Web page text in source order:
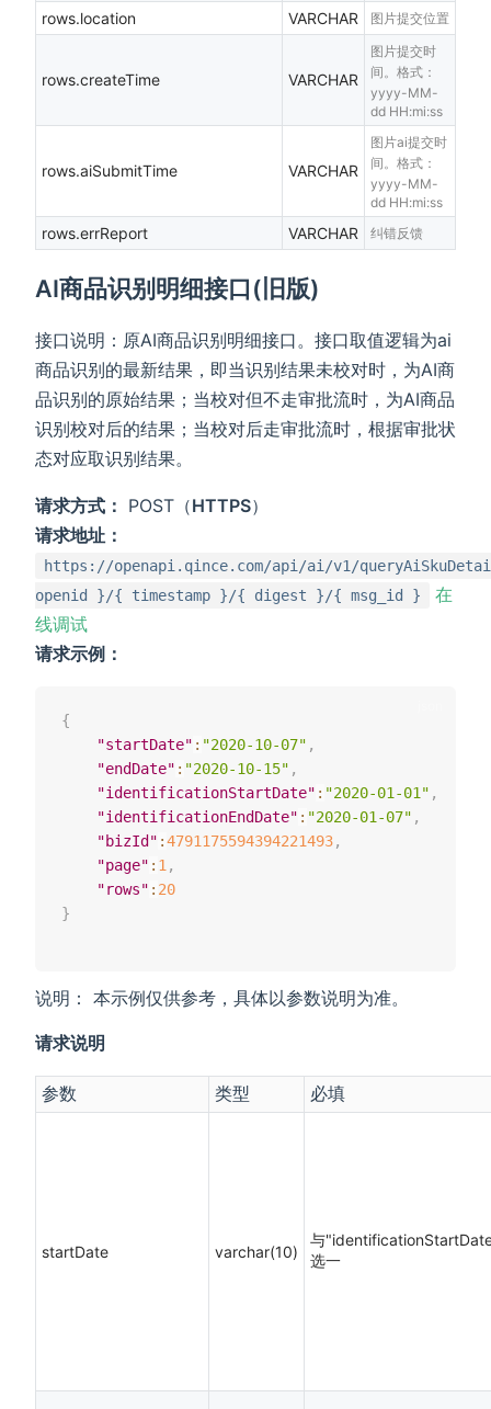
rows.location VARCHAR 图片提交位置
rows.createTime VARCHAR
图片提交时
间。格式：
yyyy-MM-
dd HH:mi:ss
rows.aiSubmitTime VARCHAR
图片ai提交时
间。格式：
yyyy-MM-
dd HH:mi:ss
rows.errReport VARCHAR 纠错反馈
AI商品识别明细接口(旧版)
接口说明：原AI商品识别明细接口。接口取值逻辑为ai
商品识别的最新结果，即当识别结果未校对时，为AI商
品识别的原始结果；当校对但不走审批流时，为AI商品
识别校对后的结果；当校对后走审批流时，根据审批状
态对应取识别结果。
请求方式： POST（HTTPS）
请求地址：
https://openapi.qince.com/api/ai/v1/
openid }/{ timestamp }/{ digest }/{ msg_id }
在
线调试
请求示例：
{
"startDate" : "2020-10-07" ,
"endDate" : "2020-10-15" ,
"identificationStartDate" : "2020-01-01" ,
"identificationEndDate" : "2020-01-07" ,
"bizId" :4791175594394221493,
"page" : 1,
"rows" : 20
}
说明： 本示例仅供参考，具体以参数说明为准。
请求说明
参数 类型 必填
startDate varchar(10)
与
选一